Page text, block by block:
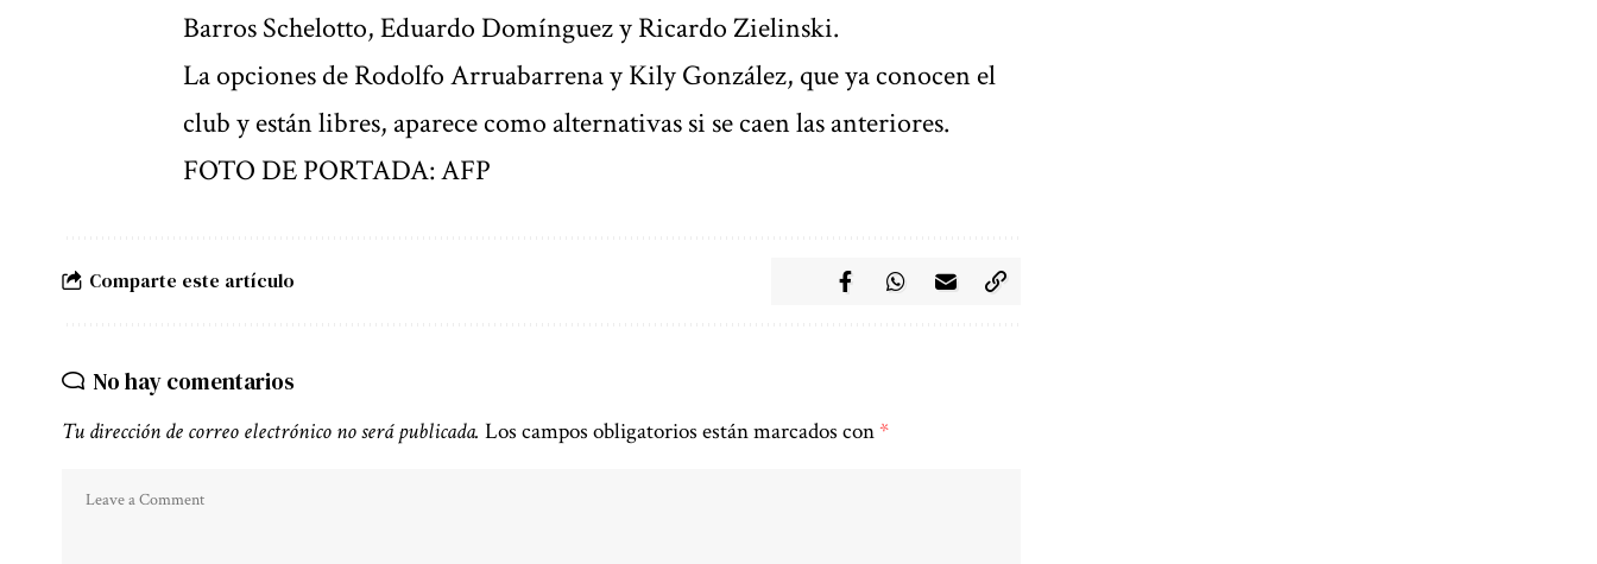
Barros Schelotto, Eduardo Domínguez y Ricardo Zielinski.
La opciones de Rodolfo Arruabarrena y Kily González, que ya conocen el
club y están libres, aparece como alternativas si se caen las anteriores.
FOTO DE PORTADA: AFP
Comparte este artículo
No hay comentarios
Tu dirección de correo electrónico no será publicada. Los campos obligatorios están marcados con*